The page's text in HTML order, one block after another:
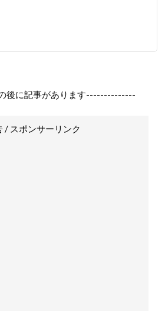
後に記事があります--------------
/ スポンサーリンク